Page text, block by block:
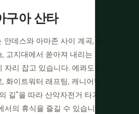
구아 산타
데스와 아마존 사이 계곡, 활화
고지대에서 쏟아져 내리는 강들
리 잡고 있습니다. 에콰도르의
화이트워터 래프팅, 캐니어닝, 짚
길"을 따라 산악자전거 타기, 마
의 휴식을 즐길 수 있습니다. 마